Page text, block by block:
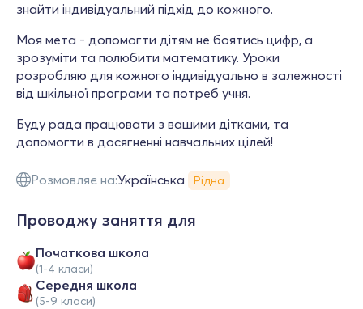
знайти індивідуальний підхід до кожного.
Моя мета - допомогти дітям не боятись цифр, а
зрозуміти та полюбити математику. Уроки
розробляю для кожного індивідуально в залежності
від шкільної програми та потреб учня.
Буду рада працювати з вашими дітками, та
допомогти в досягненні навчальних цілей!
Розмовляє на:Українська Рідна
Проводжу заняття для
Початкова школа
(1-4 класи)
Середня школа
(5-9 класи)